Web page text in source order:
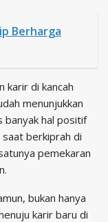
Berharga
karir di kancah
menunjukkan
banyak hal positif
saat berkiprah di
pemekaran
bukan hanya
karir baru di